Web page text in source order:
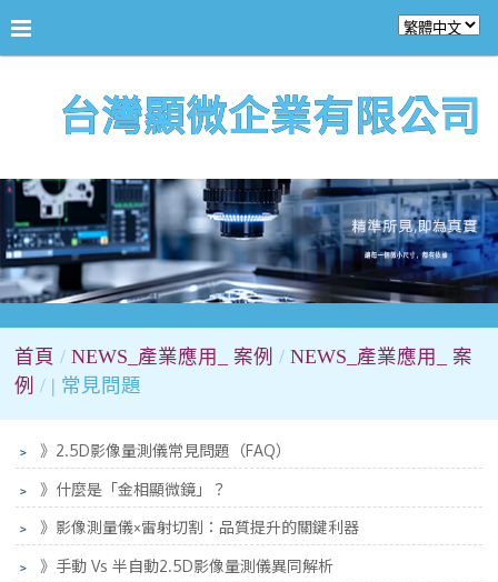
台灣顯微企業有限公司
首頁 NEWS_產業應用_ 案例 NEWS_產業應用_ 案
例 | 常見問題
﹥ 》2.5D影像量測儀常見問題（FAQ）
﹥ 》什麼是「金相顯微鏡」？
﹥ 》影像測量儀×雷射切割：品質提升的關鍵利器
﹥ 》手動 Vs 半自動2.5D影像量測儀異同解析